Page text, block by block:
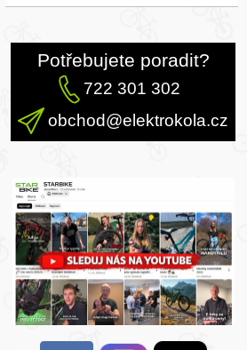
Potřebujete poradit?
722 301 302
obchod@elektrokola.cz